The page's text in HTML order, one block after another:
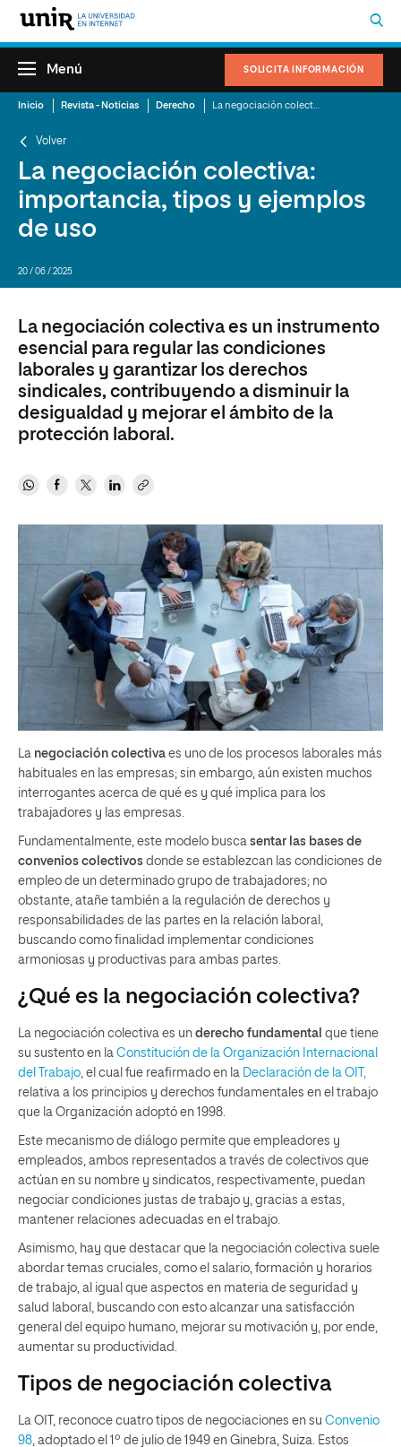
SOLICITA INFORMACIÓN
Menú
Inicio Revista - Noticias Derecho
Volver
La negociación colectiva:
importancia, tipos y ejemplos
de uso
20 / 06 / 2025
La negociación colectiva es un instrumento
esencial para regular las condiciones
laborales y garantizar los derechos
sindicales, contribuyendo a disminuir la
desigualdad y mejorar el ámbito de la
protección laboral.
La negociación colectiva es uno de los procesos laborales más
habituales en las empresas; sin embargo, aún existen muchos
interrogantes acerca de qué es y qué implica para los
trabajadores y las empresas.
Fundamentalmente, este modelo busca sentar las bases de
convenios colectivos donde se establezcan las condiciones de
empleo de un determinado grupo de trabajadores; no
obstante, atañe también a la regulación de derechos y
responsabilidades de las partes en la relación laboral,
buscando como finalidad implementar condiciones
armoniosas y productivas para ambas partes.
¿Qué es la negociación colectiva?
La negociación colectiva es un derecho fundamental que tiene
su sustento en la Constitución de la Organización Internacional
del Trabajo , el cual fue reafirmado en la
Declaración de la OIT,
relativa a los principios y derechos fundamentales en el trabajo
que la Organización adoptó en 1998.
Este mecanismo de diálogo permite que empleadores y
empleados, ambos representados a través de colectivos que
actúan en su nombre y sindicatos, respectivamente, puedan
negociar condiciones justas de trabajo y, gracias a estas,
mantener relaciones adecuadas en el trabajo.
Asimismo, hay que destacar que la negociación colectiva suele
abordar temas cruciales, como el salario, formación y horarios
de trabajo, al igual que aspectos en materia de seguridad y
salud laboral, buscando con esto alcanzar una satisfacción
general del equipo humano, mejorar su motivación y, por ende,
aumentar su productividad.
Tipos de negociación colectiva
La OIT, reconoce cuatro tipos de negociaciones en su Convenio
98 , adoptado el 1º de julio de 1949 en Ginebra, Suiza. Estos